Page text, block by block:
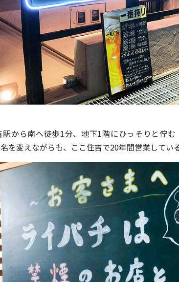
駅から南へ徒歩1分、地下1階にひっそりと佇
を変えながらも、ここ住吉で20年間営業してい